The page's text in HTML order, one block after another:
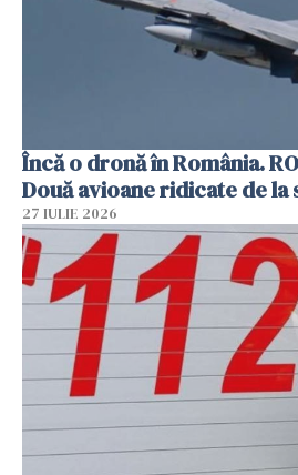
Încă o dronă în România.
Două avioane ridicate de la
27 IULIE 2026